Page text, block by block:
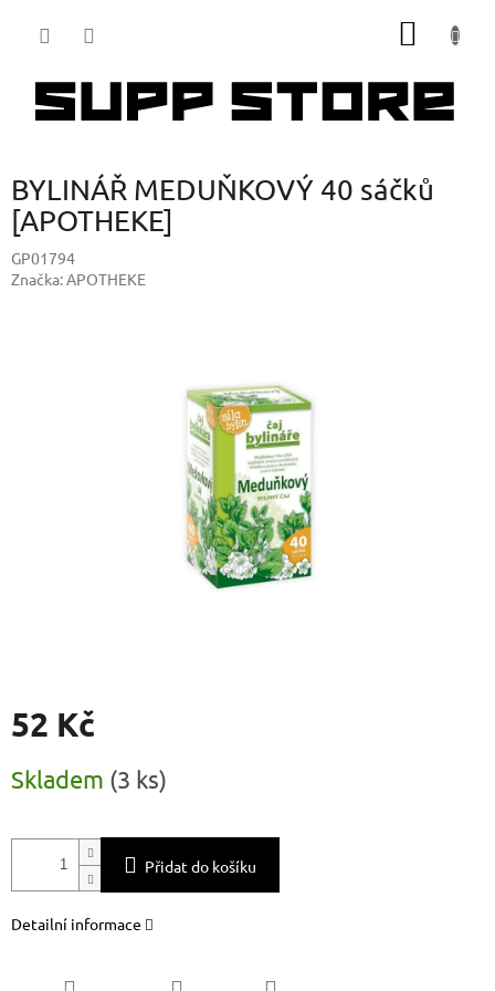
BYLINÁŘ MEDUŇKOVÝ 40 sáčků
[APOTHEKE]
GP01794
Značka:APOTHEKE
52 Kč
cena:
Skladem (3 ks)
Přidat do košíku
Detailní informace